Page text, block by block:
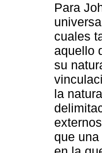
Para
cuales
aquello
su
la
que